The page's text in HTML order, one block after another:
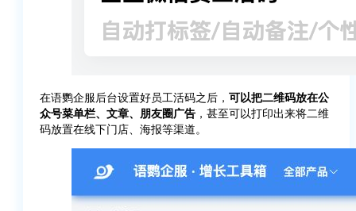
在语鹦企服后台设置好员工活码之后， 可以把二维码放在公
众号菜单栏、文章、朋友圈广告 ，甚至可以打印出来将二维
码放置在线下门店、海报等渠道。